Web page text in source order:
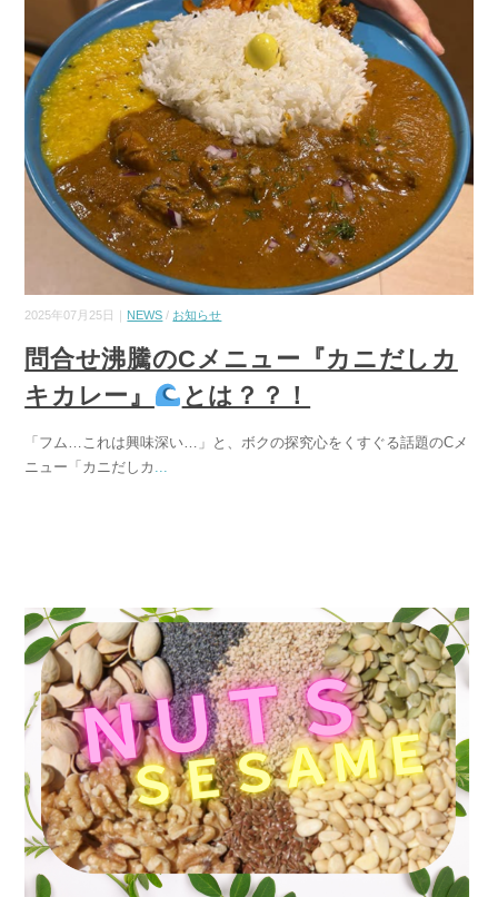
2025年07月25日｜ NEWS / お知らせ
問合せ沸騰のCメニュー『カニだしカ
キカレー』
とは？？！
「フム…これは興味深い…」と、ボクの探究心をくすぐる話題のCメ
ニュー「カニだしカ